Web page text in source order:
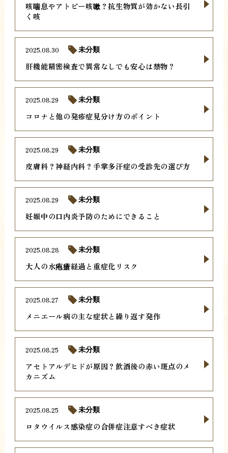
咳喘息やアトピー咳嗽？抗生物質が効かない長引
く咳
肝機能精密検査で異常なしでも安心は禁物？
2025.08.30 未分類
コロナと他の発疹症見分け方のポイント
2025.08.29 未分類
皮膚科？神経内科？手掌多汗症の受診先の選び方
2025.08.29 未分類
妊娠中の口内炎予防のためにできること
2025.08.29 未分類
大人の水疱瘡経過と重症化リスク
2025.08.28 未分類
メニエール病の主な症状と繰り返す発作
2025.08.27 未分類
アセトアルデヒドが原因？飲酒後の赤い斑点のメ
カニズム
2025.08.25 未分類
ロタウイルス感染症の合併症注意すべき症状
2025.08.25 未分類